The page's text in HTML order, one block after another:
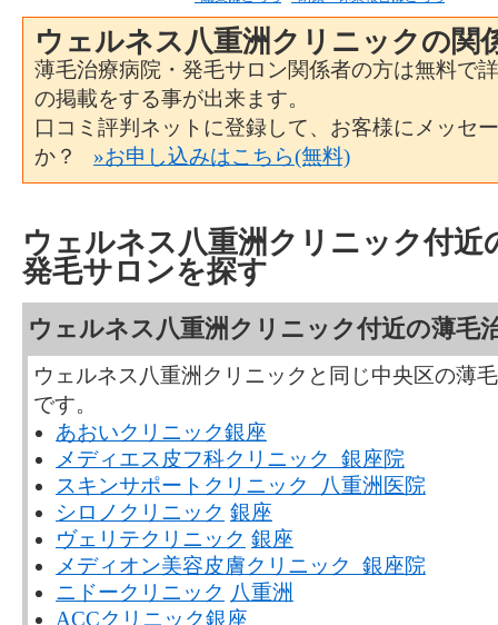
ウェルネス八重洲クリニックの関
薄毛治療病院・発毛サロン関係者の方は無料で
の掲載をする事が出来ます。
口コミ評判ネットに登録して、お客様にメッセ
か？ »お申し込みはこちら(無料)
ウェルネス八重洲クリニック付近
発毛サロンを探す
ウェルネス八重洲クリニック付近の薄毛
ウェルネス八重洲クリニックと同じ中央区の薄
です。
あおいクリニック銀座
メディエス皮フ科クリニック 銀座院
スキンサポートクリニック 八重洲医院
シロノクリニック 銀座
ヴェリテクリニック 銀座
メディオン美容皮膚クリニック 銀座院
ニドークリニック 八重洲
ACCクリニック銀座